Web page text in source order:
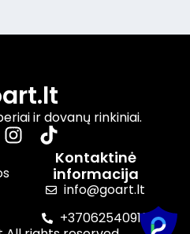
ir dovanų rinkiniai.
Kontaktinė
informacija
info@goart.lt
+37062540910